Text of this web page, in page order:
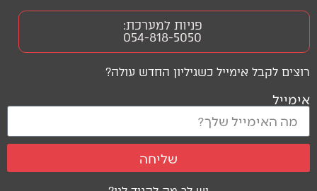
רוצים לקבל אימייל כשגיליון החדש עולה?
אימייל
שליחה
פניות למערכת:
054-818-5050